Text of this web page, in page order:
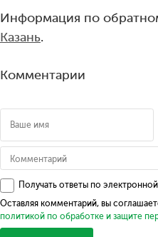
Информация по
Казань.
Комментарии
Получать ответы по
Оставляя комментарий, вы
политикой по обработке и защите